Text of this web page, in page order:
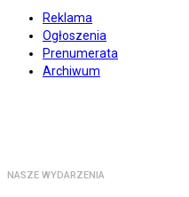
Reklama
Ogłoszenia
Prenumerata
Archiwum
NASZE WYDARZENIA